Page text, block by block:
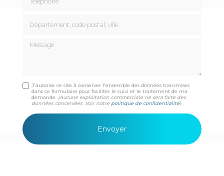
Message
J'autorise ce site à conserver l'ensemble des données transmises
dans ce formulaire pour faciliter le suivi et le traitement de ma
demande. (Aucune exploitation commerciale ne sera faite des
données concervées. Voir notre politique de confidentialité)